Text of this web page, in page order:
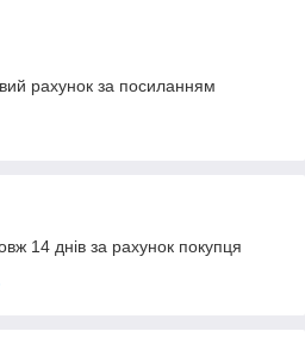
рахунок за посиланням
14 днів за рахунок покупця